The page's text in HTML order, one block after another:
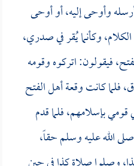
وأوحى إليه، أو أوحى
وكأنما يُقر في صدري،
فيقولون: اتركوه وقومه
فلما كانت وقعة أهل الفتح
قومي بإسلامهم، فلما قدم
الله عليه وسلم حقاً،